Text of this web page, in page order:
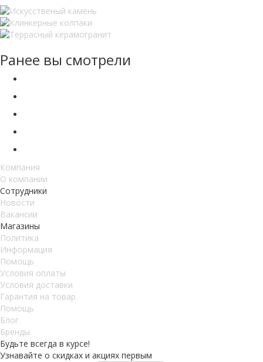
Ранее вы смотрели
Компания
О компании
Сотрудники
Новости
Вакансии
Магазины
Политика
Информация
Помощь
Условия оплаты
Условия доставки
Гарантия на товар
Помощь
Блог
Бренды
Будьте всегда в курсе!
Узнавайте о скидках и акциях первым